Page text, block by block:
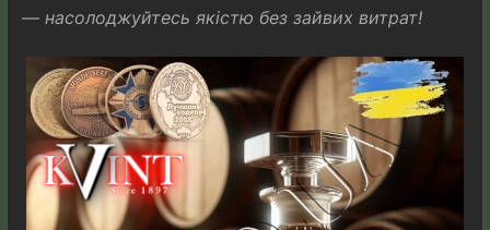
— насолоджуйтесь якістю без зайвих витрат!